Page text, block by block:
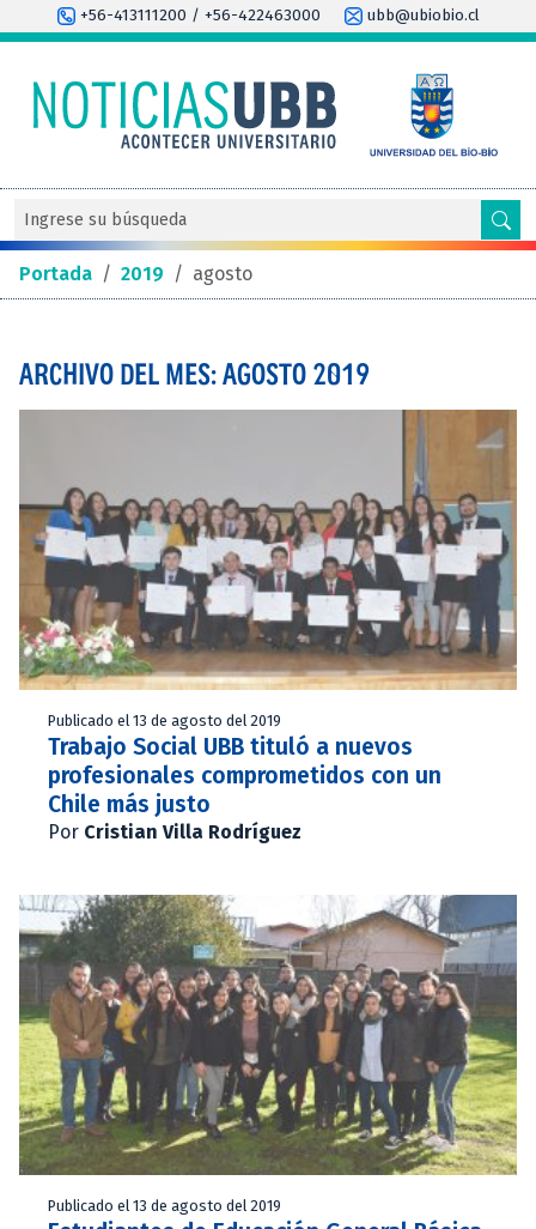
+56-413111200 / +56-422463000 ubb@ubiobio.cl
Portada / 2019 / agosto
ARCHIVO DEL MES: AGOSTO 2019
Publicado el 13 de agosto del 2019
Trabajo Social UBB tituló a nuevos
profesionales comprometidos con un
Chile más justo
Por Cristian Villa Rodríguez
Publicado el 13 de agosto del 2019